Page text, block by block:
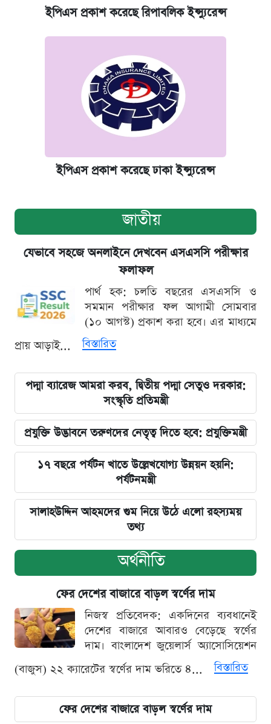
ইপিএস প্রকাশ করেছে রিপাবলিক ইন্স্যুরেন্স
ইপিএস প্রকাশ করেছে ঢাকা ইন্স্যুরেন্স
জাতীয়
যেভাবে সহজে অনলাইনে দেখবেন এসএসসি পরীক্ষার
ফলাফল
পার্থ হক: চলতি বছরের এসএসসি ও
সমমান পরীক্ষার ফল আগামী সোমবার
(১০ আগস্ট) প্রকাশ করা হবে। এর মাধ্যমে
প্রায় আড়াই...
বিস্তারিত
পদ্মা ব্যারেজ আমরা করব, দ্বিতীয় পদ্মা সেতুও দরকার:
সংস্কৃতি প্রতিমন্ত্রী
প্রযুক্তি উদ্ভাবনে তরুণদের নেতৃত্ব দিতে হবে: প্রযুক্তিমন্ত্রী
১৭ বছরে পর্যটন খাতে উল্লেখযোগ্য উন্নয়ন হয়নি:
পর্যটনমন্ত্রী
সালাহউদ্দিন আহমদের গুম নিয়ে উঠে এলো রহস্যময়
তথ্য
অর্থনীতি
ফের দেশের বাজারে বাড়ল স্বর্ণের দাম
নিজস্ব প্রতিবেদক: একদিনের ব্যবধানেই
দেশের বাজারে আবারও বেড়েছে স্বর্ণের
দাম। বাংলাদেশ জুয়েলার্স অ্যাসোসিয়েশন
(বাজুস) ২২ ক্যারেটের স্বর্ণের দাম ভরিতে ৪...
বিস্তারিত
ফের দেশের বাজারে বাড়ল স্বর্ণের দাম